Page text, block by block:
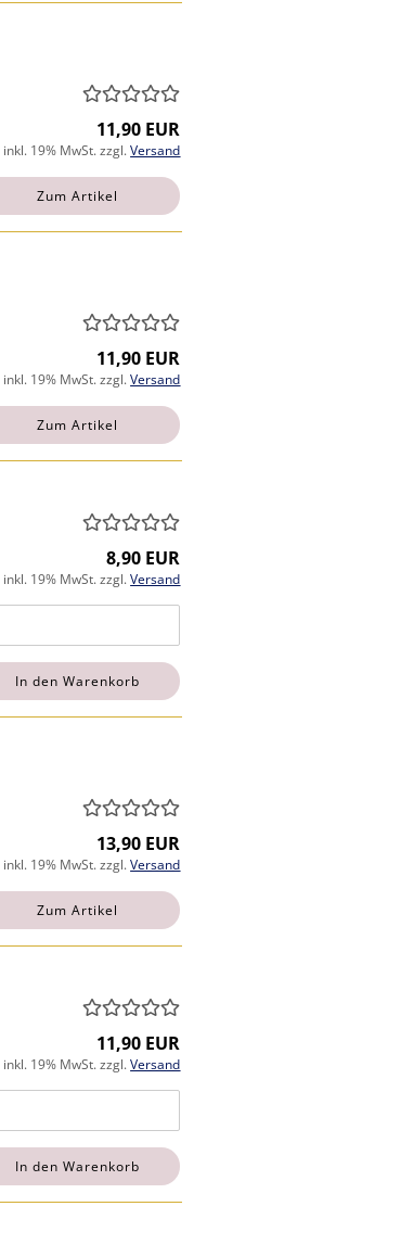
11,90 EUR
inkl. 19% MwSt. zzgl.Versand
Zum Artikel
11,90 EUR
inkl. 19% MwSt. zzgl.Versand
Zum Artikel
8,90 EUR
inkl. 19% MwSt. zzgl.Versand
In den Warenkorb
13,90 EUR
inkl. 19% MwSt. zzgl.Versand
Zum Artikel
11,90 EUR
inkl. 19% MwSt. zzgl.Versand
In den Warenkorb